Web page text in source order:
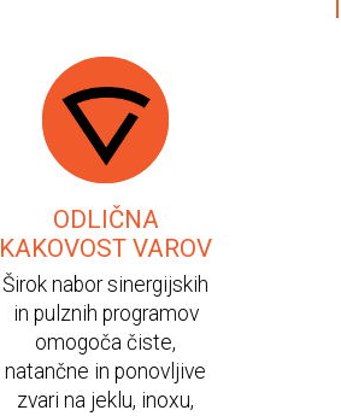
ODLIČNA
KAKOVOST VAROV
Širok nabor sinergijskih
in pulznih programov
omogoča čiste,
natančne in ponovljive
zvari na jeklu, inoxu,